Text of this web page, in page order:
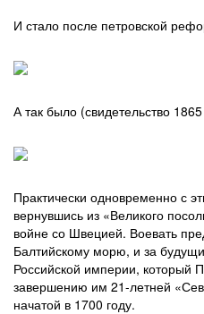
И стало после петровской
А так было (свидетельство
Практически одновременно с
вернувшись из «Великого
войне со Швецией. Воевать
Балтийскому морю, и за
Российской империи, который
завершению им 21-летней
начатой в 1700 году.